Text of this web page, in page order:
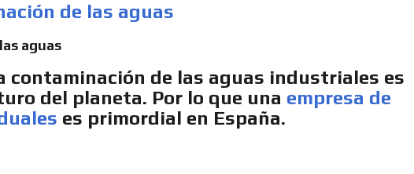
de las aguas
aguas
contaminación de las aguas industriales es
del planeta. Por lo que una empresa de
es primordial en España.